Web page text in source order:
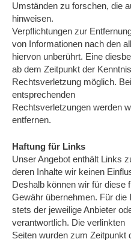
Umständen zu forschen, die
hinweisen.
Verpflichtungen zur
von Informationen nach den
hiervon unberührt. Eine
ab dem Zeitpunkt der
Rechtsverletzung möglich.
entsprechenden
Rechtsverletzungen werden
entfernen.
Haftung für Links
Unser Angebot enthält Links
deren Inhalte wir keinen
Deshalb können wir für diese
Gewähr übernehmen. Für die
stets der jeweilige Anbieter
verantwortlich. Die verlinkten
Seiten wurden zum Zeitpunkt